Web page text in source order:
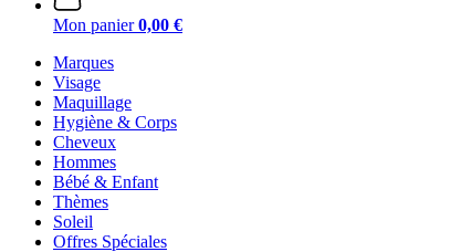
Mon panier 0,00 €
Marques
Visage
Maquillage
Hygiène & Corps
Cheveux
Hommes
Bébé & Enfant
Thèmes
Soleil
Offres Spéciales